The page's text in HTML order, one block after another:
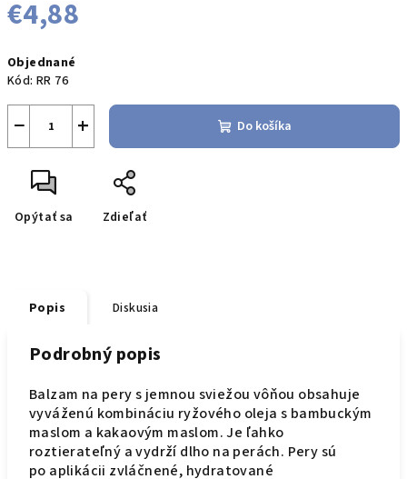
€4,88
cena:
Objednané
Kód: RR 76
+
− Do košíka
Opýtať sa Zdieľať
Popis Diskusia
Podrobný popis
Balzam na pery s jemnou sviežou vôňou obsahuje
vyváženú kombináciu ryžového oleja s bambuckým
maslom a kakaovým maslom. Je ľahko
roztierateľný a vydrží dlho na perách. Pery sú
po aplikácii zvláčnené, hydratované